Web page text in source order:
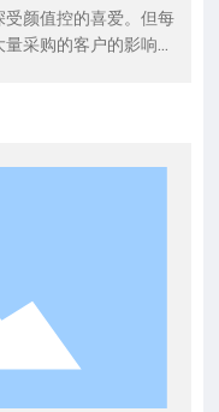
颜值控的喜爱。但每
采购的客户的影响和